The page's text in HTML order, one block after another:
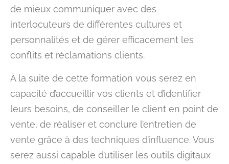
de mieux communiquer avec des
interlocuteurs de différentes cultures et
personnalités et de gérer efficacement les
conflits et réclamations clients.
À la suite de cette formation vous serez en
capacité d’accueillir vos clients et d’identifier
leurs besoins, de conseiller le client en point de
vente, de réaliser et conclure l’entretien de
vente grâce à des techniques d’influence. Vous
serez aussi capable d’utiliser les outils digitaux